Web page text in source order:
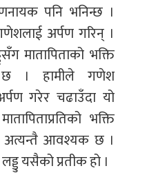
पनि भनिन्छ ।
अर्पण गरिन् ।
मातापिताको भक्ति
छ । हामीले गणेश
गरेर चढाउँदा यो
भक्ति
अत्यन्तै आवश्यक छ ।
यसैको प्रतीक हो ।